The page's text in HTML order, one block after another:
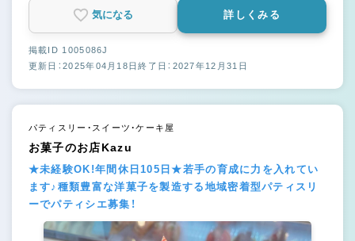
気になる 詳しくみる
掲載ID 1005086J
更新日：2025年04月18日終了日：2027年12月31日
パティスリー・スイーツ・ケーキ屋
お菓子のお店Kazu
★未経験OK!年間休日105日★若手の育成に力を入れてい
ます♪種類豊富な洋菓子を製造する地域密着型パティスリ
ーでパティシエ募集！